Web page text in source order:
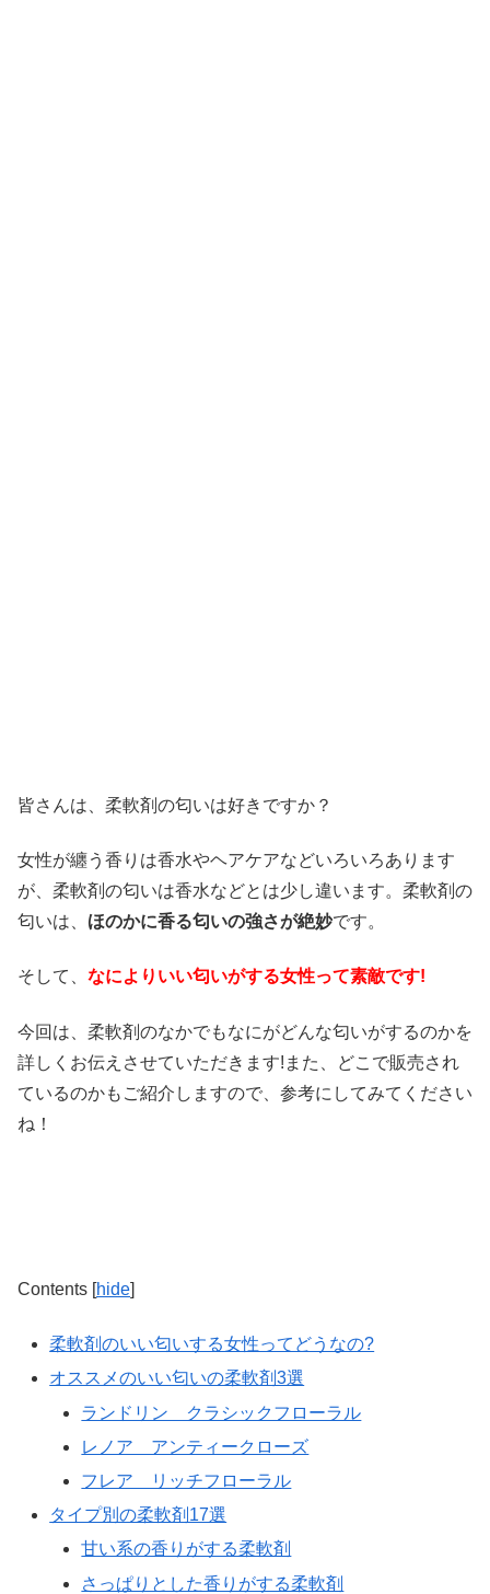
皆さんは、柔軟剤の匂いは好きですか？
女性が纏う香りは香水やヘアケアなどいろいろあります
が、 柔軟剤の匂いは香水などとは少し違います。 柔軟剤の
匂いは、 ほのかに香る匂いの強さが絶妙です。
そして、 なによりいい匂いがする女性って素敵です!
今回は、柔軟剤のなかでもなにがどんな匂いがするのかを
詳しくお伝えさせていただきます!また、どこで販売され
ているのかもご紹介しますので、参考にしてみてください
ね！
Contents [hide]
柔軟剤のいい匂いする女性ってどうなの?
オススメのいい匂いの柔軟剤3選
ランドリン クラシックフローラル
レノア アンティークローズ
フレア リッチフローラル
タイプ別の柔軟剤17選
甘い系の香りがする柔軟剤
さっぱりとした香りがする柔軟剤